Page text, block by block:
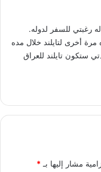
رغبتي للسفر لدوله.
أخرى لتايلند خلال مده
ستكون تايلند للعراق
مشار إليها بـ *